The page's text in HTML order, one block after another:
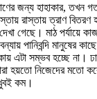
জন্য হাহাকার, তখন
রাস্তায় ত্রাণ
গেছে। মাঠ পর্যায়ে
পানিবন্দি মানুষের
এটা সম্ভব হচ্ছে না।
হয়তো নিজেদের মতো
কম।